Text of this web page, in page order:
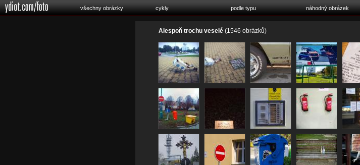
všechny obrázky cykly podle typu náhodný obrázek
Alespoň trochu veselé (1546 obrázků)